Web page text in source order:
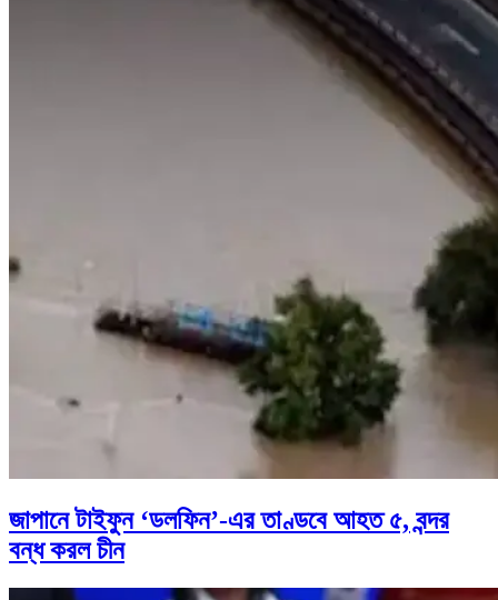
জাপানে টাইফুন ‘ডলফিন’-এর তাণ্ডবে আহত ৫, বন্দর
বন্ধ করল চীন